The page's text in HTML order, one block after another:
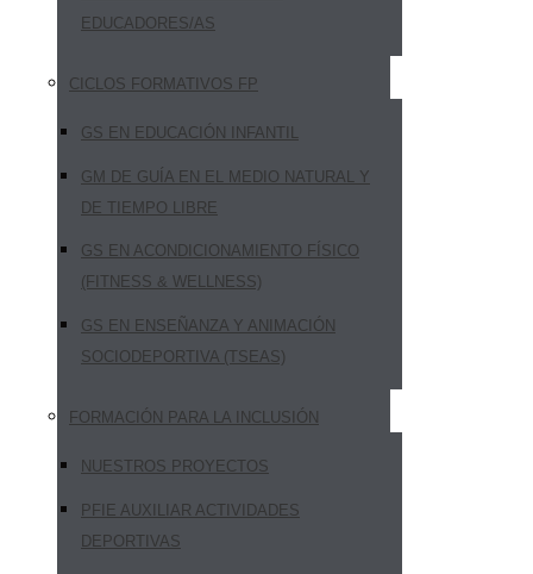
EDUCADORES/AS
CICLOS FORMATIVOS FP
GS EN EDUCACIÓN INFANTIL
GM DE GUÍA EN EL MEDIO NATURAL Y
DE TIEMPO LIBRE
GS EN ACONDICIONAMIENTO FÍSICO
(FITNESS & WELLNESS)
GS EN ENSEÑANZA Y ANIMACIÓN
SOCIODEPORTIVA (TSEAS)
FORMACIÓN PARA LA INCLUSIÓN
NUESTROS PROYECTOS
PFIE AUXILIAR ACTIVIDADES
DEPORTIVAS